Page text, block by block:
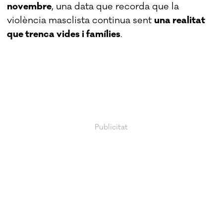
novembre, una data que recorda que la
violència masclista continua sent una realitat
que trenca vides i famílies.